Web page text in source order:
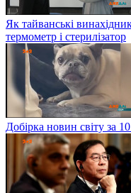
Як тайванські
термометр і стерилізатор
Добірка новин світу за